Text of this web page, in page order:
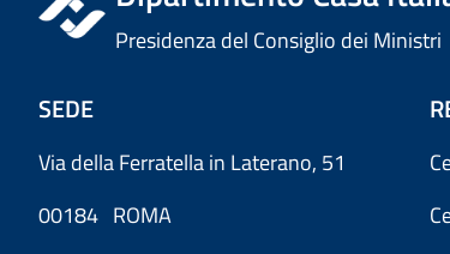
Presidenza del Consiglio dei Ministri
SEDE
Via della Ferratella in Laterano, 51
00184 ROMA